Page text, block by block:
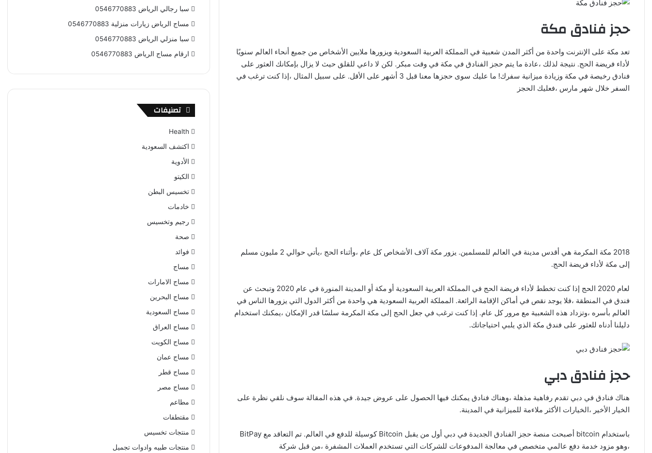
حجز فنادق مكة
تعد مكة على الإنترنت واحدة من أكثر المدن شعبية في المملكة العربية السعودية ويزورها ملايين الأشخاص من جميع أنحاء العالم سنويًا
لأداء فريضة الحج. نتيجة لذلك ،عادة ما يتم حجز الفنادق في مكة في وقت مبكر. لكن لا داعي للقلق حيث لا يزال بإمكانك العثور على
فنادق رخيصة في مكة وزيادة ميزانية سفرك! ما عليك سوى حجزها معنا قبل 3 أشهر على الأقل. على سبيل المثال ،إذا كنت ترغب في
السفر خلال شهر مارس ،فعليك الحجز
2018 مكة المكرمة هي أقدس مدينة في العالم للمسلمين. يزور مكة آلاف الأشخاص كل عام ،وأثناء الحج ،يأتي حوالي 2 مليون مسلم
إلى مكة لأداء فريضة الحج.
لعام 2020 الحج إذا كنت تخطط لأداء فريضة الحج في المملكة العربية السعودية أو مكة أو المدينة المنورة في عام 2020 وتبحث عن
فندق في المنطقة ،فلا يوجد نقص في أماكن الإقامة الرائعة. المملكة العربية السعودية هي واحدة من أكثر الدول التي يزورها الناس في
العالم بأسره ،وتزداد هذه الشعبية مع مرور كل عام. إذا كنت ترغب في جعل الحج إلى مكة المكرمة سلسًا قدر الإمكان ،يمكنك استخدام
دليلنا أدناه للعثور على فندق مكة الذي يلبي احتياجاتك.
حجز فنادق دبي
هناك فنادق في دبي تقدم رفاهية مذهلة ،وهناك فنادق يمكنك فيها الحصول على عروض جيدة. في هذه المقالة سوف نلقي نظرة على
الخيار الأخير ،الخيارات الأكثر ملاءمة للميزانية في المدينة.
باستخدام bitcoin أصبحت منصة حجز الفنادق الجديدة في دبي أول من يقبل Bitcoin كوسيلة للدفع في العالم. تم التعاقد مع BitPay
،وهو مزود خدمة دفع عالمي متخصص في معالجة المدفوعات للشركات التي تستخدم العملات المشفرة ،من قبل شركة
سبا رجالي الرياض 0546770883
مساج الرياض زيارات منزلية 0546770883
سبا منزلي الرياض 0546770883
ارقام مساج الرياض 0546770883
تصنيفات
Health
اكتشف السعودية
الأدوية
الكيتو
تخسيس البطن
خادمات
رجيم وتخسيس
صحة
فوائد
مساج
مساج الامارات
مساج البحرين
مساج السعودية
مساج العراق
مساج الكويت
مساج عمان
مساج قطر
مساج مصر
مطاعم
مقتطفات
منتجات تخسيس
منتجات طبيه وادوات تجميل